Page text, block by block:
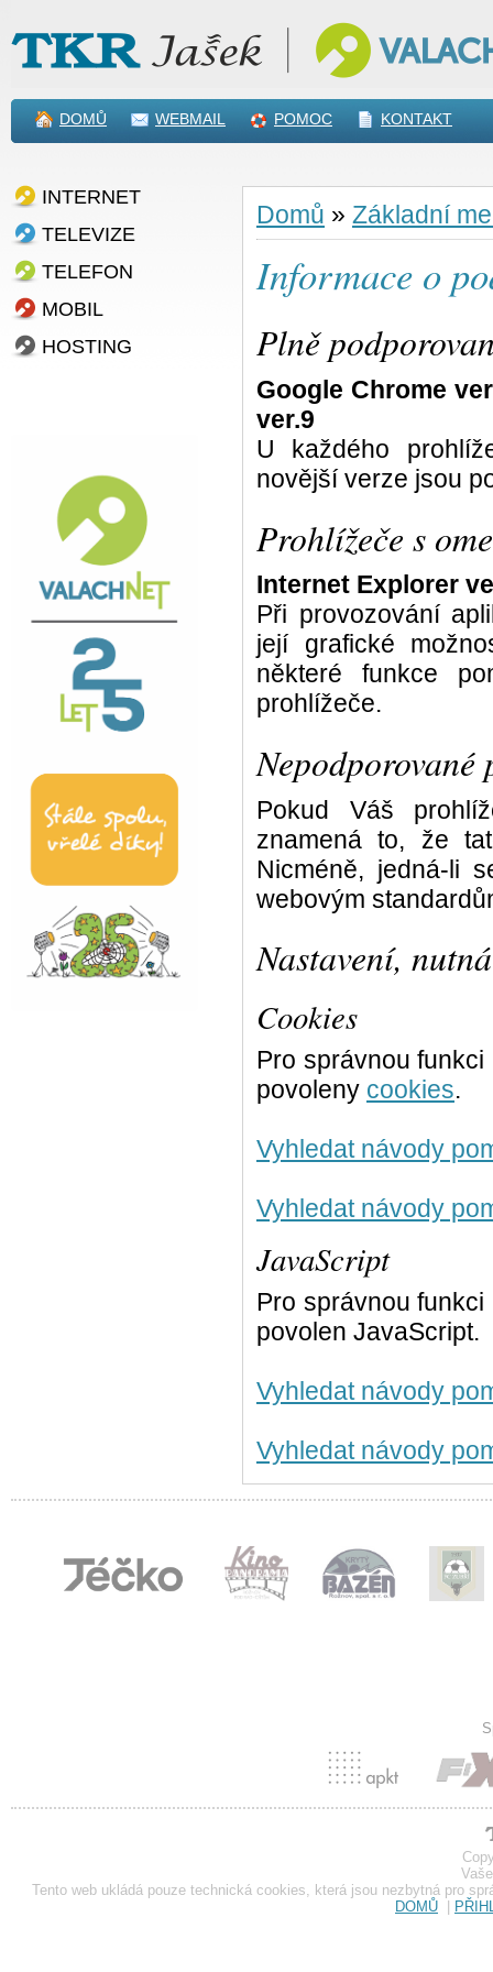
DOMŮ WEBMAIL POMOC KONTAKT
INTERNET
TELEVIZE
TELEFON
MOBIL
HOSTING
Domů » Základní
Informace o
Plně
Google Chrome
ver.9
U každého
novější verze jsou
Prohlížeče s
Internet Explorer
Při provozování
její grafické
některé funkce
prohlížeče.
Nepodporované
Pokud Váš
znamená to, že
Nicméně, jedná-li
webovým
Nastavení,
Cookies
Pro správnou
povoleny cookies.
Vyhledat návody
Vyhledat návody
JavaScript
Pro správnou
povolen JavaScript.
Vyhledat návody
Vyhledat návody
Tento web ukládá pouze technická cookies, která jsou nezbytná pro
DOMŮ |